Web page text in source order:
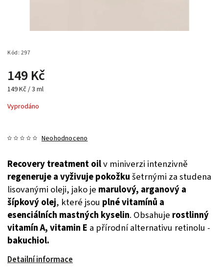
Kód: 297
149 Kč
149 Kč / 3 ml
Vyprodáno
Neohodnoceno
Recovery treatment oilv miniverzi intenzivně
regeneruje a vyživuje pokožkušetrnými za studena
lisovanými oleji, jako je marulový, arganový a
šípkový olej, které jsou plné vitamínů a
esenciálních mastných kyselin. Obsahuje rostlinný
vitamín A, vitamin E a přírodní alternativu retinolu -
bakuchiol.
Detailní informace